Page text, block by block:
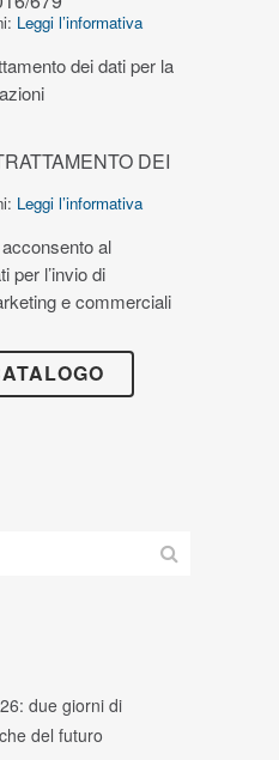
Leggi l’informativa
dei dati per la
DEI
Leggi l’informativa
al
per l’invio di
e commerciali
due giorni di
del futuro